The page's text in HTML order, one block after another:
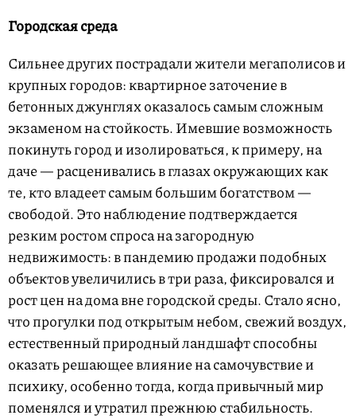
Городская среда
Сильнее других пострадали жители мегаполисов и
крупных городов: квартирное заточение в
бетонных джунглях оказалось самым сложным
экзаменом на стойкость. Имевшие возможность
покинуть город и изолироваться, к примеру, на
даче — расценивались в глазах окружающих как
те, кто владеет самым большим богатством —
свободой. Это наблюдение подтверждается
резким ростом спроса на загородную
недвижимость: в пандемию продажи подобных
объектов увеличились в три раза, фиксировался и
рост цен на дома вне городской среды. Стало ясно,
что прогулки под открытым небом, свежий воздух,
естественный природный ландшафт способны
оказать решающее влияние на самочувствие и
психику, особенно тогда, когда привычный мир
поменялся и утратил прежнюю стабильность.